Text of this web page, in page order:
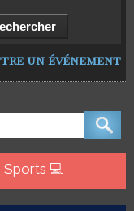
un événement
💻